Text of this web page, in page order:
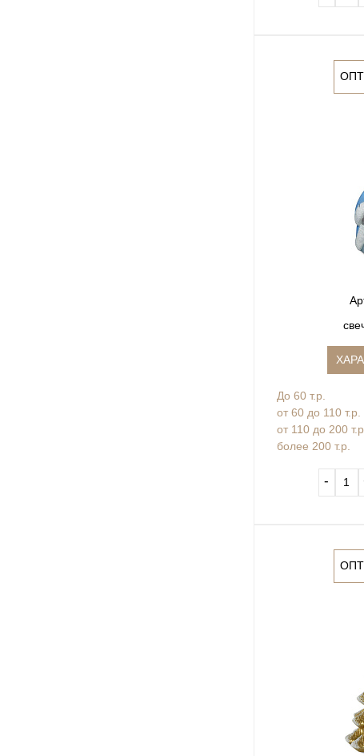
ОПТ
До 60 т.р.
от 60 до 110 т.р.
от 110 до 200 т.р
более 200 т.р.
‐
ОПТ